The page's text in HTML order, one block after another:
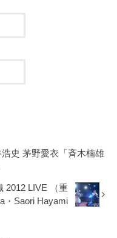
浩史 茅野愛衣「斉木楠雄
2012 LIVE （重
・Saori Hayami